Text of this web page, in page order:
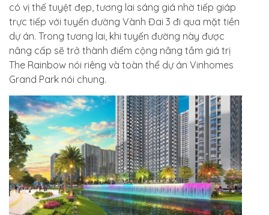
có vị thế tuyệt đẹp, tương lai sáng giá nhờ tiếp giáp
trực tiếp với tuyến đường Vành Đai 3 đi qua mặt tiền
dự án. Trong tương lai, khi tuyến đường này được
nâng cấp sẽ trở thành điểm cộng nâng tầm giá trị
The Rainbow nói riêng và toàn thể dự án Vinhomes
Grand Park nói chung.